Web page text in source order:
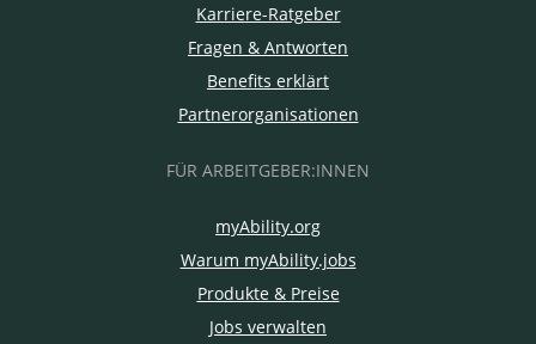
Karriere-Ratgeber
Fragen & Antworten
Benefits erklärt
Partnerorganisationen
FÜR ARBEITGEBER:INNEN
myAbility.org
Warum myAbility.jobs
Produkte & Preise
Jobs verwalten